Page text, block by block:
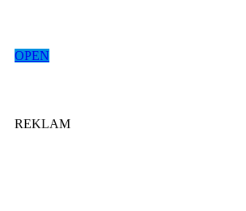
OPEN
REKLAM